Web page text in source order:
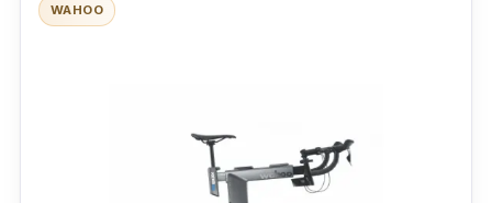
กำลังวัตต์สูงสุด :
“เทรนเนอร์จักรยาน 20 นิ้วที่มีคุณภาพ ปั่นได้ถึงใจ
WAHOO